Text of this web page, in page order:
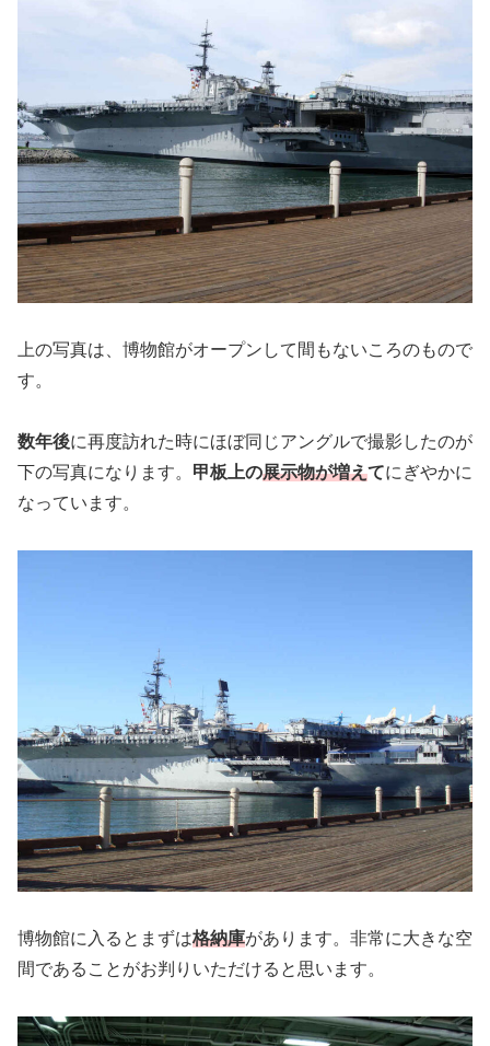
上の写真は、博物館がオープンして間もないころのもので
す。
数年後に再度訪れた時にほぼ同じアングルで撮影したのが
下の写真になります。 甲板上の展示物が増えてにぎやかに
なっています。
博物館に入るとまずは格納庫があります。非常に大きな空
間であることがお判りいただけると思います。